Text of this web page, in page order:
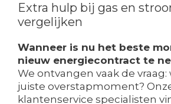
Extra hulp bij gas en
vergelijken
Wanneer is nu het beste
nieuw energiecontract te
We ontvangen vaak de
juiste overstapmoment?
klantenservice specialisten